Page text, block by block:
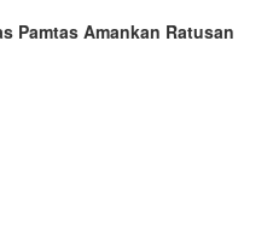
Pamtas Amankan Ratusan